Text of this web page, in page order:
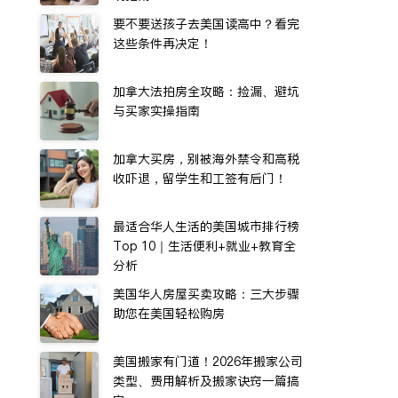
要不要送孩子去美国读高中？看完
这些条件再决定！
加拿大法拍房全攻略：捡漏、避坑
与买家实操指南
加拿大买房，别被海外禁令和高税
收吓退，留学生和工签有后门！
最适合华人生活的美国城市排行榜
Top 10｜生活便利+就业+教育全
分析
美国华人房屋买卖攻略：三大步骤
助您在美国轻松购房
美国搬家有门道！2026年搬家公司
类型、费用解析及搬家诀窍一篇搞